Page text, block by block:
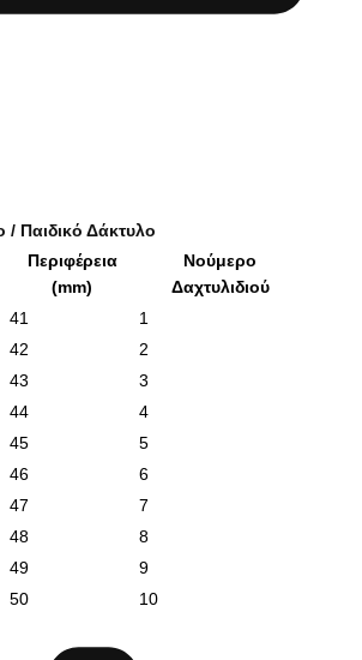
/ Παιδικό Δάκτυλο
Περιφέρεια
(mm)
Νούμερο
Δαχτυλιδιού
41
1
42
2
43
3
44
4
45
5
46
6
47
7
48
8
49
9
50 10